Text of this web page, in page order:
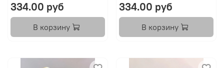
334.00 руб
В корзину
334.00 руб
В корзину